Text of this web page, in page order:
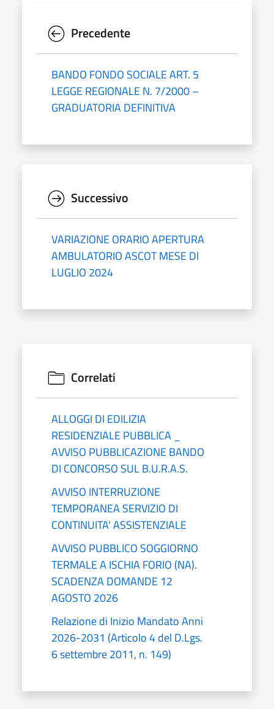
Precedente
BANDO FONDO SOCIALE ART. 5
LEGGE REGIONALE N. 7/2000 –
GRADUATORIA DEFINITIVA
Successivo
VARIAZIONE ORARIO APERTURA
AMBULATORIO ASCOT MESE DI
LUGLIO 2024
Correlati
ALLOGGI DI EDILIZIA
RESIDENZIALE PUBBLICA _
AVVISO PUBBLICAZIONE BANDO
DI CONCORSO SUL B.U.R.A.S.
AVVISO INTERRUZIONE
TEMPORANEA SERVIZIO DI
CONTINUITA' ASSISTENZIALE
AVVISO PUBBLICO SOGGIORNO
TERMALE A ISCHIA FORIO (NA).
SCADENZA DOMANDE 12
AGOSTO 2026
Relazione di Inizio Mandato Anni
2026-2031 (Articolo 4 del D.Lgs.
6 settembre 2011, n. 149)